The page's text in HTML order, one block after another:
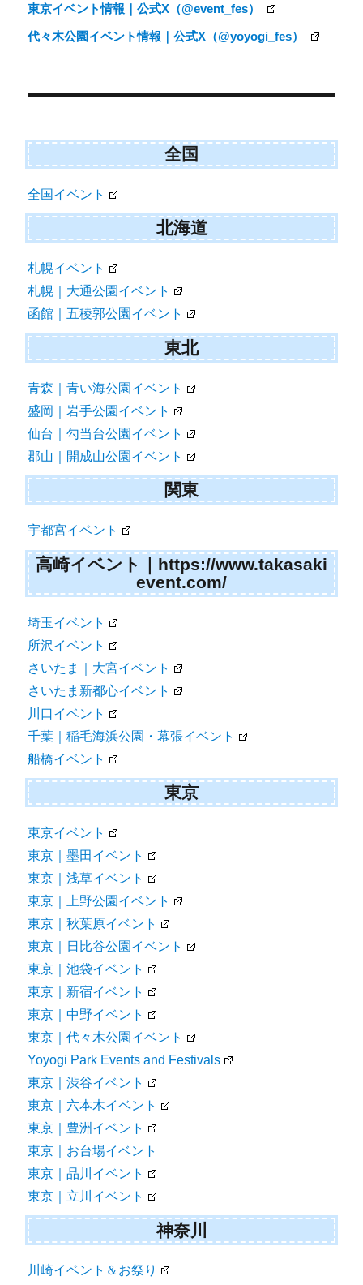
ビ
ゲ
シ
ン
東京イベント情報｜公式X（@event_fes）
代々木公園イベント情報｜公式X（@yoyogi_fes）
全国
全国イベント
北海道
札幌イベント
札幌｜大通公園イベント
函館｜五稜郭公園イベント
東北
青森｜青い海公園イベント
盛岡｜岩手公園イベント
仙台｜勾当台公園イベント
郡山｜開成山公園イベント
関東
宇都宮イベント
高崎イベント｜https://www.takasaki
event.com/
埼玉イベント
所沢イベント
さいたま｜大宮イベント
さいたま新都心イベント
川口イベント
千葉｜稲毛海浜公園・幕張イベント
船橋イベント
東京
東京イベント
東京｜墨田イベント
東京｜浅草イベント
東京｜上野公園イベント
東京｜秋葉原イベント
東京｜日比谷公園イベント
東京｜池袋イベント
東京｜新宿イベント
東京｜中野イベント
東京｜代々木公園イベント
Yoyogi Park Events and Festivals
東京｜渋谷イベント
東京｜六本木イベント
東京｜豊洲イベント
東京｜お台場イベント
東京｜品川イベント
東京｜立川イベント
神奈川
川崎イベント＆お祭り